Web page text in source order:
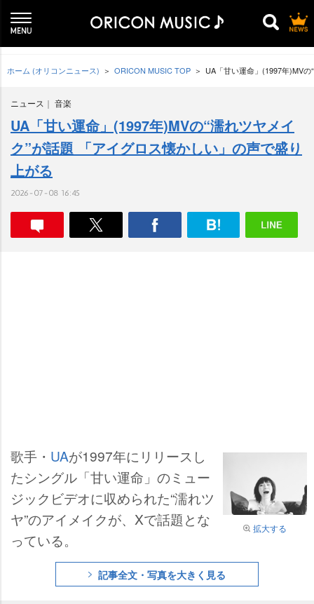
ホーム (オリコンニュース) ORICON MUSIC TOP UA「甘い運命」(1997年)MV
ニュース 音楽
UA「甘い運命」(1997年)MVの“濡れツヤメイ
ク”が話題 「アイグロス懐かしい」の声で盛り
上がる
2026-07-08 16:45
拡大する
歌手・ UAが1997年にリリースし
たシングル「甘い運命」のミュー
ジックビデオに収められた“濡れツ
ヤ”のアイメイクが、Xで話題とな
っている。
記事全文・写真を大きく見る